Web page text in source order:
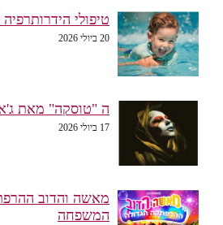
טיפולי הידרותרפיה
20 ביולי 2026
ה "טוסקה" מאת
מאשה והדוב
המשפחה